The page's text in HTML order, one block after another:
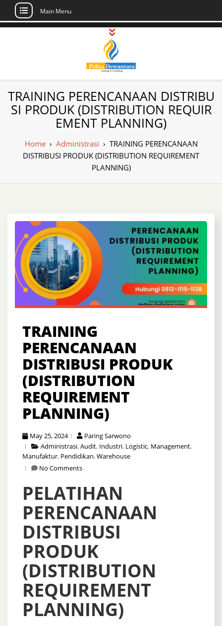
Skip
Main Menu
Pusat Pelatihan
dan Sertifikasi –
Daftar Training
Indonesia
Sertifikasi di Indonesia
TRAINING PERENCANAAN DISTRIBU
SI PRODUK (DISTRIBUTION REQUIR
EMENT PLANNING)
Home› Administrasi › TRAINING PERENCANAAN
DISTRIBUSI PRODUK (DISTRIBUTION REQUIREMENT
PLANNING)
TRAINING
PERENCANAAN
DISTRIBUSI PRODUK
(DISTRIBUTION
REQUIREMENT
PLANNING)
May 25, 2024
Paring Sarwono
Administrasi,Audit, Industri, Logistic, Management,
Manufaktur, Pendidikan,Warehouse
No Comments
PELATIHAN
PERENCANAAN
DISTRIBUSI
PRODUK
(DISTRIBUTION
REQUIREMENT
PLANNING)